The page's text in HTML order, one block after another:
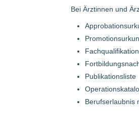
Bei Ärztinnen und
Publikationsliste
Berufserlaubnis